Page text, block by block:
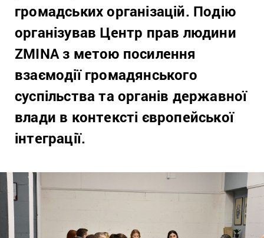
громадських організацій. Подію
організував Центр прав людини
ZMINA з метою посилення
взаємодії громадянського
суспільства та органів державної
влади в контексті європейської
інтеграції.